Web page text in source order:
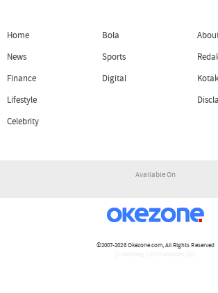
Home
News
Finance
Lifestyle
Celebrity
Bola
Sports
Digital
Available On
©2007-2026Okezone.com, All Rights Reserved